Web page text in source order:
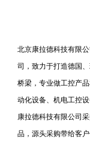
北京康拉德科技有限
司，致力于打造德国
桥梁，专业做工控产
动化设备、机电工控
康拉德科技有限公司
品，源头采购带给客